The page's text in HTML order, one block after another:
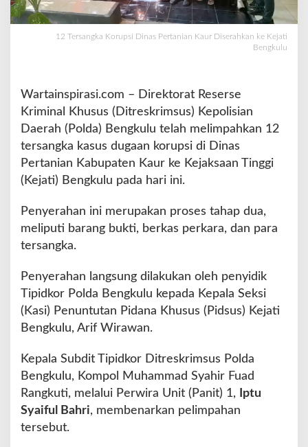
i
n
e
a
n
i
n
a
u
e
r
a
n
k
e
12 Tersangka Korupsi Dinas Pertanian Kaur Diserahkan ke Kejati
Bengkulu
Wartainspirasi.com – Direktorat Reserse
Kriminal Khusus (Ditreskrimsus) Kepolisian
Daerah (Polda) Bengkulu telah melimpahkan 12
tersangka kasus dugaan korupsi di Dinas
Pertanian Kabupaten Kaur ke Kejaksaan Tinggi
(Kejati) Bengkulu pada hari ini.
Penyerahan ini merupakan proses tahap dua,
meliputi barang bukti, berkas perkara, dan para
tersangka.
Penyerahan langsung dilakukan oleh penyidik
Tipidkor Polda Bengkulu kepada Kepala Seksi
(Kasi) Penuntutan Pidana Khusus (Pidsus) Kejati
Bengkulu, Arif Wirawan.
Kepala Subdit Tipidkor Ditreskrimsus Polda
Bengkulu, Kompol Muhammad Syahir Fuad
Rangkuti, melalui Perwira Unit (Panit) 1,
Iptu
Syaiful Bahri, membenarkan pelimpahan
tersebut.